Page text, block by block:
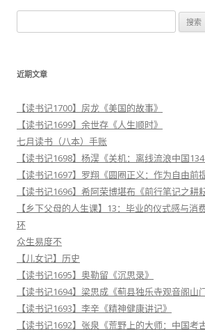
索
近期文章
【读书记1700】房龙《美国的故事》
【读书记1699】余世存《人生顺时》
七月读书（八本）手账
【读书记1698】杨淏《关机：离线流浪中国134
【读书记1697】罗翔《圆圈正义：作为自由前
【读书记1696】希阿荣博堪布《前行笔记之耕
【乡下父母的人生课】13：毕业的仪式感与消
环
众生易度不
【儿女记】历史
【读书记1695】奥勒留《沉思录》
【读书记1694】梁思成《蓟县独乐寺观音阁山
【读书记1693】李辛《精神健康讲记》
【读书记1692】张泉《荒野上的大师：中国考